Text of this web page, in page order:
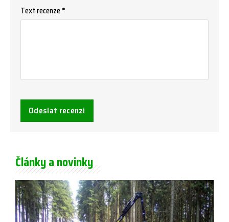
Text recenze *
Odeslat recenzi
Články a novinky